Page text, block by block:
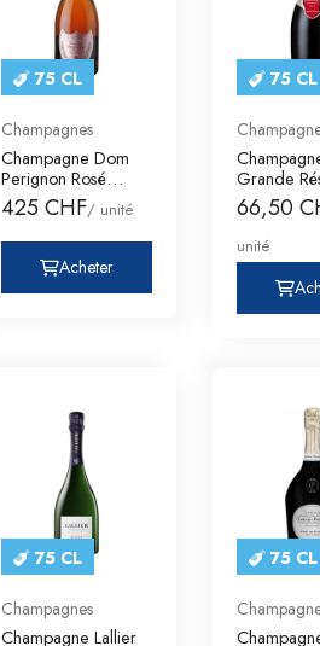
75 CL
Champagnes
Champagne Dom
Perignon Rosé
Coffret
425 CHF/ unité
Acheter
75 CL
Grande
66,50
unité
75 CL
Champagnes
Champagne Lallier
75 CL